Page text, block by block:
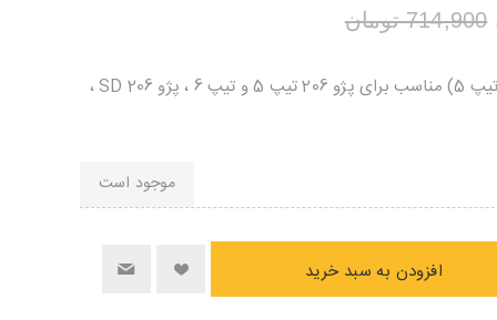
714,900 تومان
دیسک ترمز جلو پژو 206 (تیپ 5) مناسب برای پژو 206 تیپ 5 و تیپ 6 ، پژو 206 SD ،
موجود است
افزودن به سبد خرید